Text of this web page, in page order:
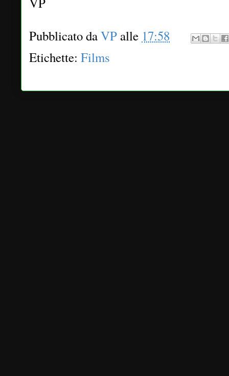
Pubblicato daVP alle 17:58
Etichette: Films